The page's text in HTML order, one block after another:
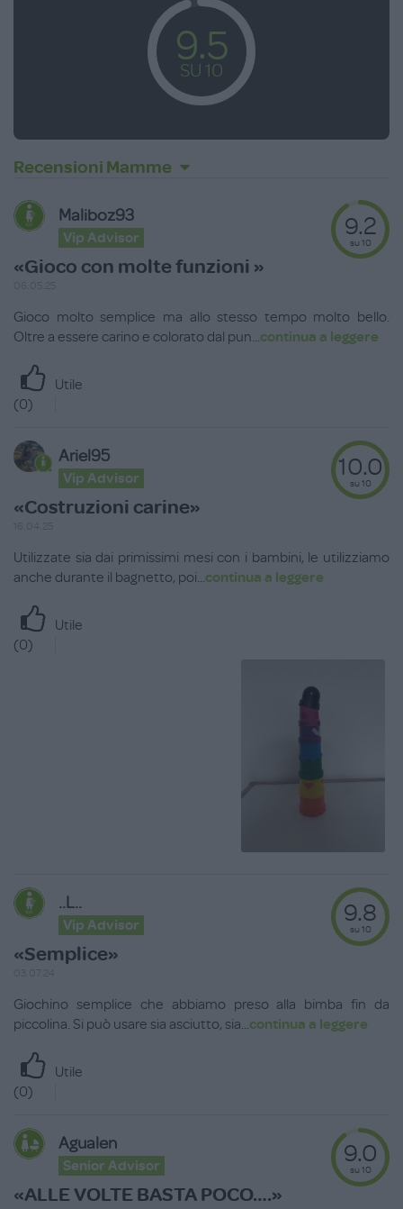
9.5
SU 10
Recensioni Mamme
Maliboz93
Vip Advisor
«Gioco con molte funzioni »
9.2
su 10
Gioco molto semplice ma allo stesso tempo molto bello.
Oltre a essere carino e colorato dal pun...continua a leggere
Utile
(0)
Ariel95
Vip Advisor
«Costruzioni carine»
10.0
su 10
Utilizzate sia dai primissimi mesi con i bambini, le utilizziamo
anche durante il bagnetto, poi...continua a leggere
Utile
(0)
..l..
Vip Advisor
«Semplice»
9.8
su 10
Giochino semplice che abbiamo preso alla bimba fin da
piccolina. Si può usare sia asciutto, sia...continua a leggere
Utile
(0)
Agualen
Senior Advisor
«ALLE VOLTE BASTA POCO….»
9.0
su 10